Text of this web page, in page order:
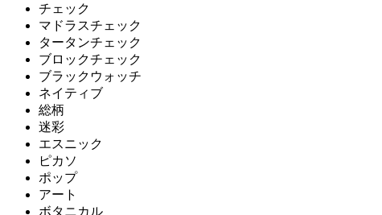
チェック
マドラスチェック
タータンチェック
ブロックチェック
ブラックウォッチ
ネイティブ
総柄
迷彩
エスニック
ピカソ
ポップ
アート
ボタニカル